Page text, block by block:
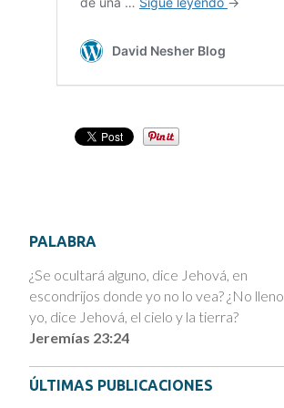
PALABRA
¿Se ocultará alguno, dice Jehová, en
escondrijos donde yo no lo vea? ¿No lleno
yo, dice Jehová, el cielo y la tierra?
Jeremías 23:24
ÚLTIMAS PUBLICACIONES